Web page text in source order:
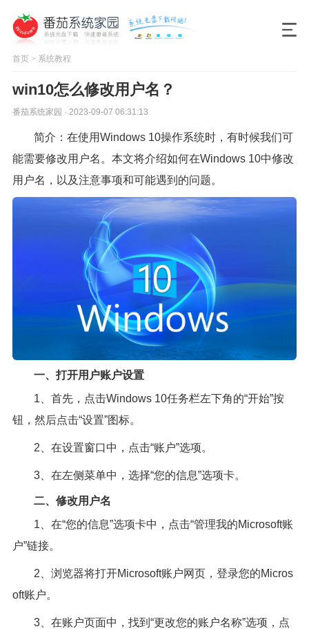
首页> 系统教程
win10怎么修改用户名？
番茄系统家园 · 2023-09-07 06:31:13
简介：在使用Windows 10操作系统时，有时候我们可
能需要修改用户名。本文将介绍如何在Windows 10中修改
用户名，以及注意事项和可能遇到的问题。
一、打开用户账户设置
1、首先，点击Windows 10任务栏左下角的“开始”按
钮，然后点击“设置”图标。
2、在设置窗口中，点击“账户”选项。
3、在左侧菜单中，选择“您的信息”选项卡。
二、修改用户名
1、在“您的信息”选项卡中，点击“管理我的Microsoft账
户”链接。
2、浏览器将打开Microsoft账户网页，登录您的Micros
oft账户。
3、在账户页面中，找到“更改您的账户名称”选项，点